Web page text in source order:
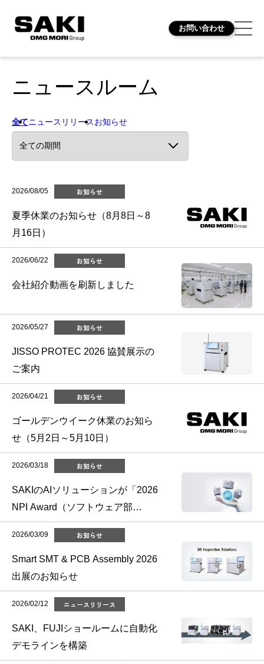
お問い合わせ
ニュースルーム
全てニュースリリースお知らせ
2026/08/05 お知らせ
夏季休業のお知らせ（8月8日～8
月16日）
2026/06/22 お知らせ
会社紹介動画を刷新しました
2026/05/27 お知らせ
JISSO PROTEC 2026 協賛展示の
ご案内
2026/04/21 お知らせ
ゴールデンウイーク休業のお知ら
せ（5月2日～5月10日）
2026/03/18 お知らせ
SAKIのAIソリューションが「2026
NPI Award（ソフトウェア部
門）」を受賞
2026/03/09 お知らせ
Smart SMT & PCB Assembly 2026
出展のお知らせ
2026/02/12 ニュースリリース
SAKI、FUJIショールームに自動化
デモラインを構築